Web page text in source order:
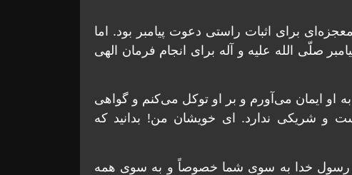
برای اثبات راستی دعوت پیامبر بود. اما
صلّی الله علیه و آله برای انجام فرمان الهی
او ایمان می‌آورم و بر او توکل می‌کنم و گواهی
و شریکی ندارد. ای خویشان من! بدانید که
رسول خدا به سوی شما خصوصاً و به سوی همه